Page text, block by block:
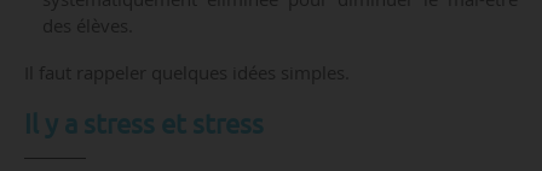
des élèves.
Il faut rappeler quelques idées simples.
Il y a stress et stress